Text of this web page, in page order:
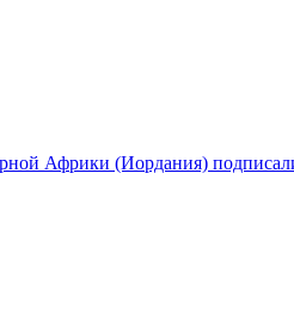
Африки (Иордания)